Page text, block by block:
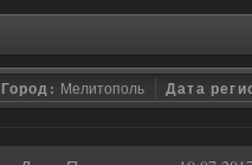
Город: Мелитополь Дата